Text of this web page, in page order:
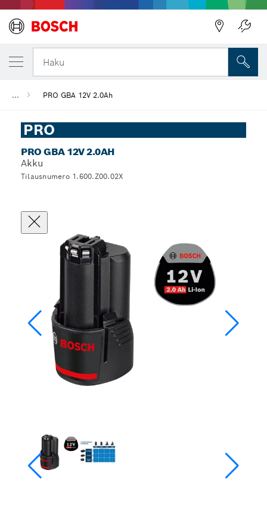
Haku
... PRO GBA 12V 2.0Ah
PRO
PRO GBA 12V 2.0AH
Akku
Tilausnumero 1.600.Z00.02X